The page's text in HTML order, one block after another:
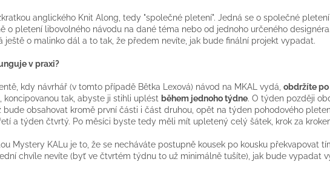
anglického Knit Along, tedy "společné pletení". Jedná se o společné
o pletení libovolného návodu na dané téma nebo od jednoho určeného
ještě o malinko dál a to tak, že předem nevíte, jak bude finální projekt vypadat.
v praxi?
kdy návrhář (v tomto případě Bětka Lexová) návod na MKAL vydá, obdržíte
, koncipovanou tak, abyste ji stihli uplést během jednoho týdne. O týden později
bude obsahovat kromě první části i část druhou, opět na týden pohodového
a týden čtvrtý. Po měsíci byste tedy měli mít upletený celý šátek, krok za
Mystery KALu je to, že se necháváte postupně kousek po kousku překvapovat
chvíle nevíte (byť ve čtvrtém týdnu to už minimálně tušíte), jak bude vypadat